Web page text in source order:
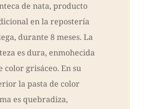
de nata, producto
en la repostería
durante 8 meses. La
es dura, enmohecida
color grisáceo. En su
la pasta de color
es quebradiza,